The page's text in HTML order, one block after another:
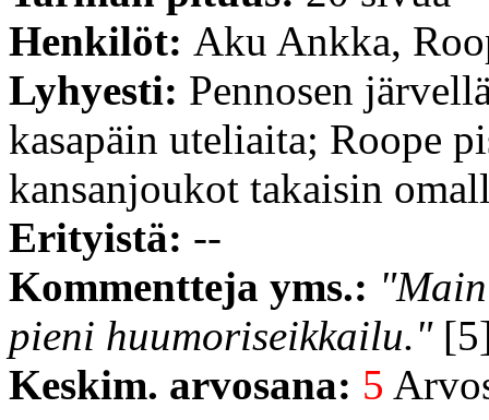
Henkilöt: Aku Ankka,
Lyhyesti: Pennosen
kasapäin uteliaita; Roope
kansanjoukot takaisin
Erityistä: --
Kommentteja yms.:
pieni huumoriseikkailu."
Keskim. arvosana: 5